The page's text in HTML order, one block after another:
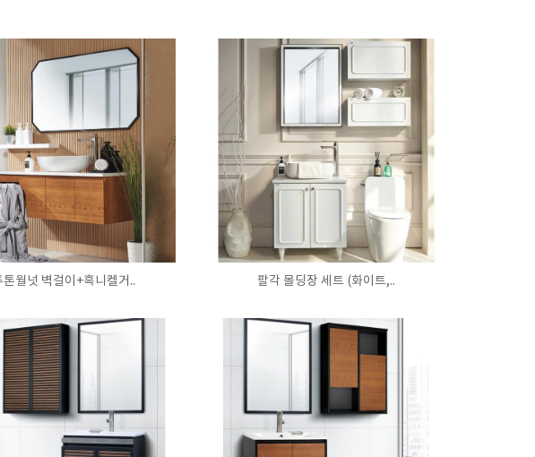
톤월넛 벽걸이+흑니켈거.. 팔각 몰딩장 세트 (화이트,..